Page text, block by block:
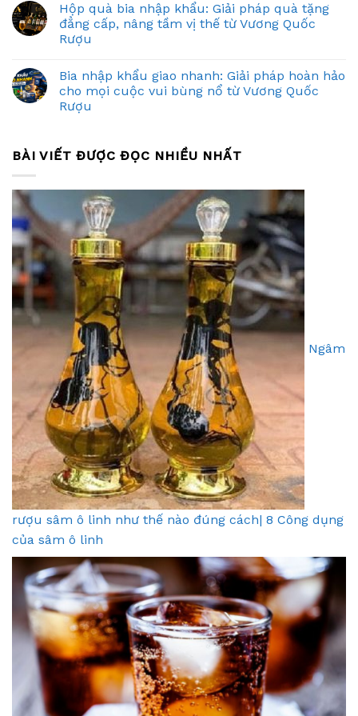
Hộp quà bia nhập khẩu: Giải pháp quà tặng
đẳng cấp, nâng tầm vị thế từ Vương Quốc
Rượu
Bia nhập khẩu giao nhanh: Giải pháp hoàn hảo
cho mọi cuộc vui bùng nổ từ Vương Quốc
Rượu
BÀI VIẾT ĐƯỢC ĐỌC NHIỀU NHẤT
Ngâm
rượu sâm ô linh như thế nào đúng cách| 8 Công dụng
của sâm ô linh